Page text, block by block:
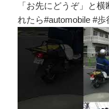
「お先にどうぞ」と
れたら#automobile #